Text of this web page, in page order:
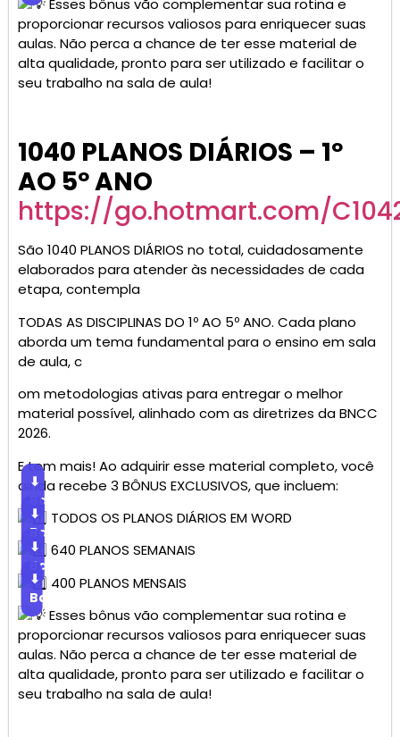
Esses bônus vão complementar sua rotina e
proporcionar recursos valiosos para enriquecer suas
aulas. Não perca a chance de ter esse material de
alta qualidade, pronto para ser utilizado e facilitar o
seu trabalho na sala de aula!
1040 PLANOS DIÁRIOS – 1º
AO 5º ANO
https://go.hotmart.com/
São 1040 PLANOS DIÁRIOS no total, cuidadosamente
elaborados para atender às necessidades de cada
etapa, contempla
TODAS AS DISCIPLINAS DO 1º AO 5º ANO. Cada plano
aborda um tema fundamental para o ensino em sala
de aula, c
om metodologias ativas para entregar o melhor
material possível, alinhado com as diretrizes da BNCC
2026.
E tem mais! Ao adquirir esse material completo, você
ainda recebe 3 BÔNUS EXCLUSIVOS, que incluem:
⬇
Baixar
TODOS OS PLANOS DIÁRIOS EM WORD
⬇
Baixar
640 PLANOS SEMANAIS
⬇
Baixar
400 PLANOS MENSAIS
⬇
Baixar
Esses bônus vão complementar sua rotina e
proporcionar recursos valiosos para enriquecer suas
aulas. Não perca a chance de ter esse material de
alta qualidade, pronto para ser utilizado e facilitar o
seu trabalho na sala de aula!